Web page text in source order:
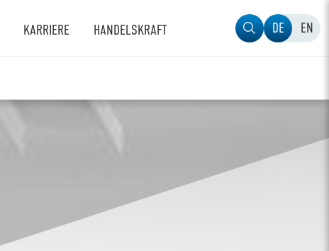
KARRIERE HANDELSKRAFT DE EN